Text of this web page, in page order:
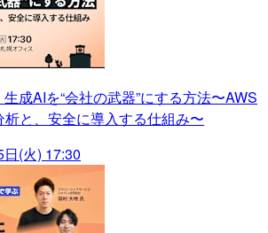
生成AIを“会社の武器”にする方法〜AWS
と、安全に導入する仕組み〜
(火) 17:30